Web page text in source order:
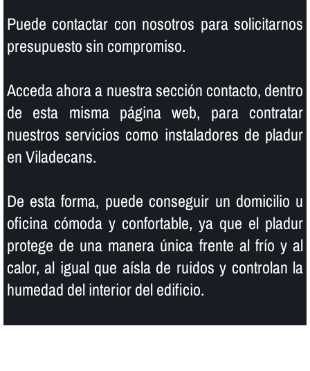
Puede contactar con nosotros para solicitarnos
presupuesto sin compromiso.
Acceda ahora a nuestra sección contacto, dentro
de esta misma página web, para contratar
nuestros servicios como instaladores de pladur
en Viladecans.
De esta forma, puede conseguir un domicilio u
oficina cómoda y confortable, ya que el pladur
protege de una manera única frente al frí­o y al
calor, al igual que aí­sla de ruidos y controlan la
humedad del interior del edificio.